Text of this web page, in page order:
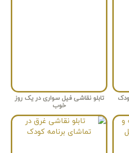
تابلو نقاشی فیل سواری در یک روز
خوب